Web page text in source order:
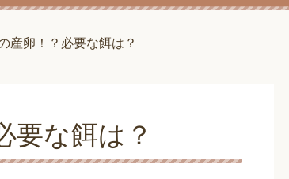
産卵！？必要な餌は？
要な餌は？